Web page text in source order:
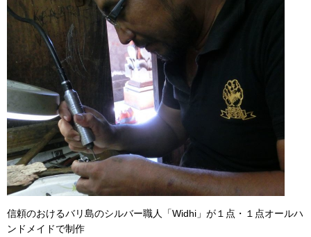
信頼のおけるバリ島のシルバー職人「Widhi」が１点・１点オールハ
ンドメイドで制作